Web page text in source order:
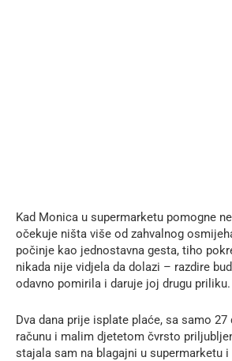
Kad Monica u supermarketu pomogne
očekuje ništa više od zahvalnog
počinje kao jednostavna gesta, tiho
nikada nije vidjela da dolazi – razdire
odavno pomirila i daruje joj drugu priliku.
Dva dana prije isplate plaće, sa samo
računu i malim djetetom čvrsto
stajala sam na blagajni u supermarketu